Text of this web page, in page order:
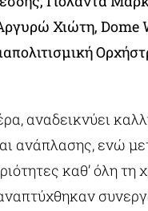
Χιώτη, Dome
αναδεικνύει
ανάπλασης, ενώ
καθ’ όλη τη